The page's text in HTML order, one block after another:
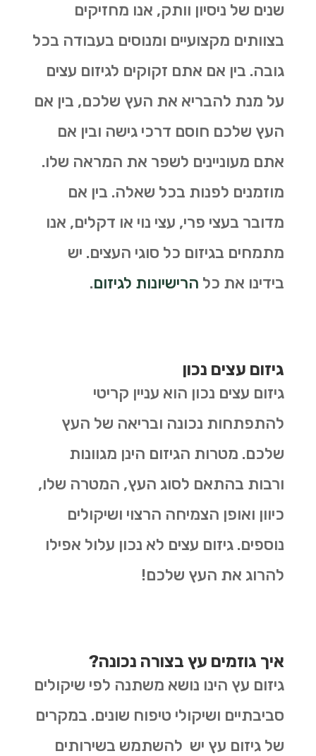
שנים של ניסיון וותק, אנו מחזיקים
בצוותים מקצועיים ומנוסים בעבודה בכל
גובה. בין אם אתם זקוקים לגיזום עצים
על מנת להבריא את העץ שלכם, בין אם
העץ שלכם חוסם דרכי גישה ובין אם
אתם מעוניינים לשפר את המראה שלו.
מוזמנים לפנות בכל שאלה. בין אם
מדובר בעצי פרי, עצי נוי או דקלים, אנו
מתמחים בגיזום כל סוגי העצים. יש
בידינו את כל הרישיונות לגיזום.
גיזום עצים נכון
גיזום עצים נכון הוא עניין קריטי
להתפתחות נכונה ובריאה של העץ
שלכם. מטרות הגיזום הינן מגוונות
ורבות בהתאם לסוג העץ, המטרה שלו,
כיוון ואופן הצמיחה הרצוי ושיקולים
נוספים. גיזום עצים לא נכון עלול אפילו
להרוג את העץ שלכם!
איך גוזמים עץ בצורה נכונה?
גיזום עץ הינו נושא משתנה לפי שיקולים
סביבתיים ושיקולי טיפוח שונים. במקרים
של גיזום עץ יש להשתמש בשירותים